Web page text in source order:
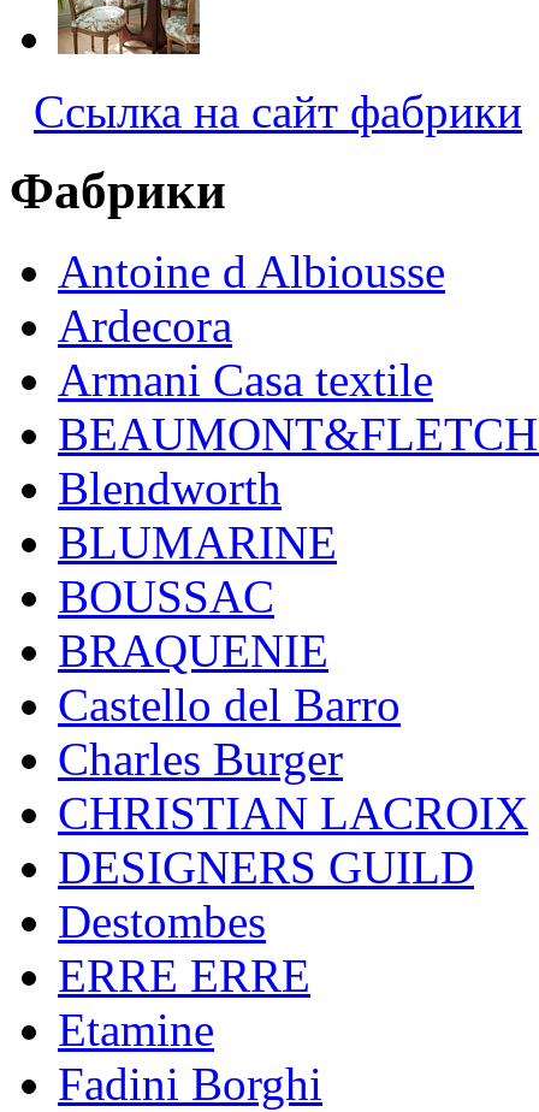
Ссылка на сайт фабрики
Фабрики
Antoine d Albiousse
Ardecora
Armani Casa textile
Blendworth
BLUMARINE
BOUSSAC
BRAQUENIE
Castello del Barro
Charles Burger
CHRISTIAN LACROIX
DESIGNERS GUILD
Destombes
ERRE ERRE
Etamine
Fadini Borghi